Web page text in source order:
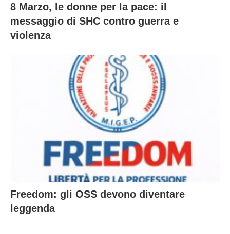
8 Marzo, le donne per la pace: il
messaggio di SHC contro guerra e
violenza
Freedom: gli OSS devono diventare
leggenda